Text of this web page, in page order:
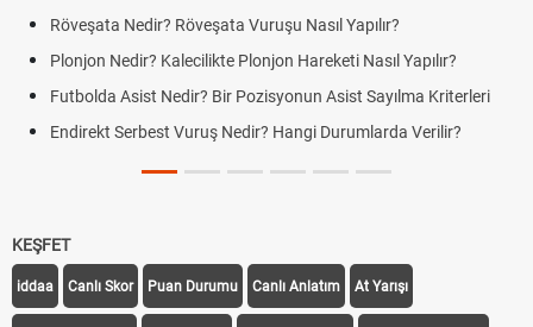
Röveşata Nedir? Röveşata Vuruşu Nasıl Yapılır?
Plonjon Nedir? Kalecilikte Plonjon Hareketi Nasıl Yapılır?
Futbolda Asist Nedir? Bir Pozisyonun Asist Sayılma Kriterleri
Endirekt Serbest Vuruş Nedir? Hangi Durumlarda Verilir?
KEŞFET
iddaa Canlı Skor Puan Durumu Canlı Anlatım At Yarışı